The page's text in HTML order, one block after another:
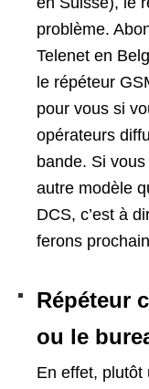
problème.
Telenet en
le répéteur
pour vous si
opérateurs
bande. Si
autre modèle
DCS, c’est à
ferons
Répéteur
ou le
En effet, plutôt